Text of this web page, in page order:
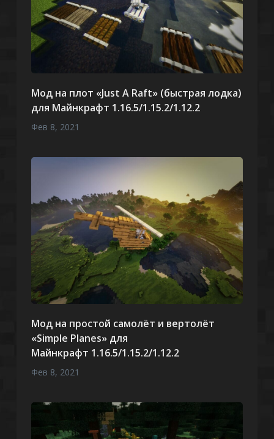
Мод на плот «Just A Raft» (быстрая лодка)
для Майнкрафт 1.16.5/1.15.2/1.12.2
Фев 8, 2021
Мод на простой самолёт и вертолёт
«Simple Planes» для
Майнкрафт 1.16.5/1.15.2/1.12.2
Фев 8, 2021